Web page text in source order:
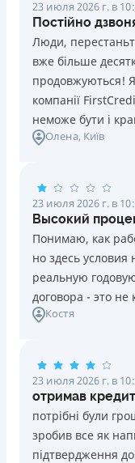
23 июля 2026 г. в
Постійно
Люди,
вже більше
продовжуються!
компанії
неможе бути і
Олена, Київ
23 июля 2026 г. в
Высокий
Понимаю, как
но здесь
реальную
договора - это
Костя
23 июля 2026 г. в
отримав
потрібні були
зробив все як
підтвердження